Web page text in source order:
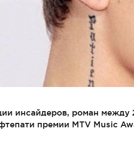
инсайдеров, роман между
премии MTV Music